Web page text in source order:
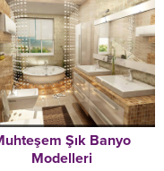
Şık Banyo
Modelleri